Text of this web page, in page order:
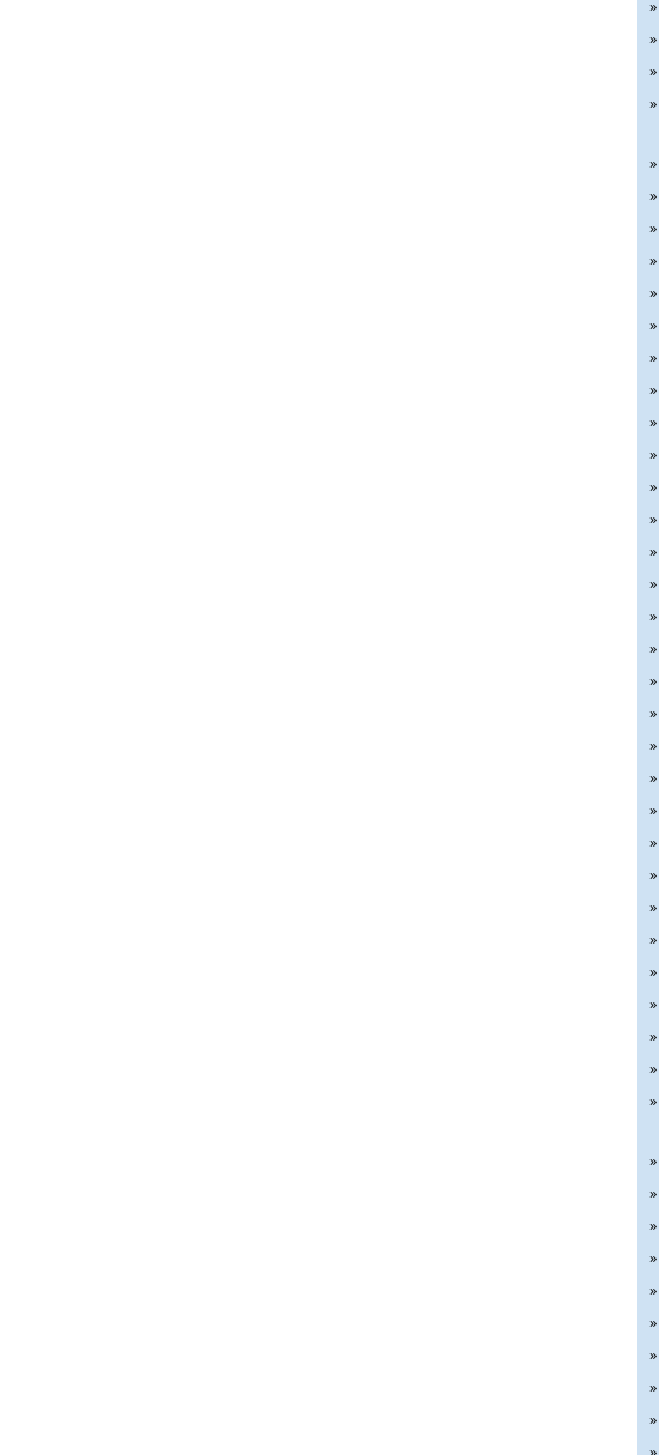
»
»
»
»
»
»
»
»
»
»
»
»
»
»
»
»
»
»
»
»
»
»
»
»
»
»
»
»
»
»
»
»
»
»
»
»
»
»
»
»
»
»
»